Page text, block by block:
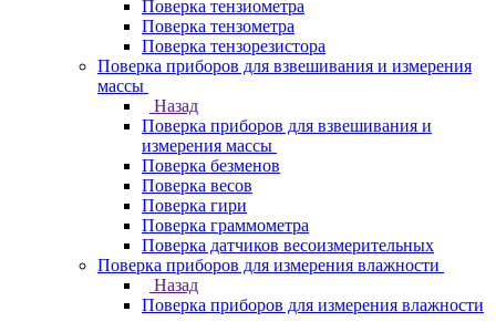
Поверка тензиометра
Поверка тензометра
Поверка тензорезистора
Поверка приборов для взвешивания и измерения
массы
Назад
Поверка приборов для взвешивания и
измерения массы
Поверка безменов
Поверка весов
Поверка гири
Поверка граммометра
Поверка датчиков весоизмерительных
Поверка приборов для измерения влажности
Назад
Поверка приборов для измерения влажности